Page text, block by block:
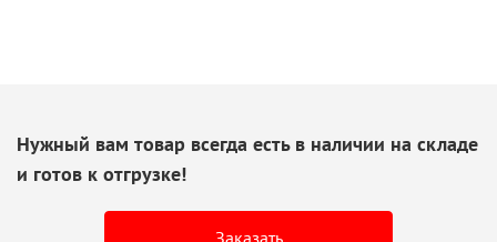
Нужный вам товар всегда есть в наличии на складе
и готов к отгрузке!
Заказать